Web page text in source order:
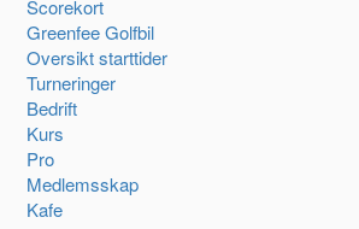
Scorekort
Greenfee Golfbil
Oversikt starttider
Turneringer
Bedrift
Kurs
Pro
Medlemsskap
Kafe